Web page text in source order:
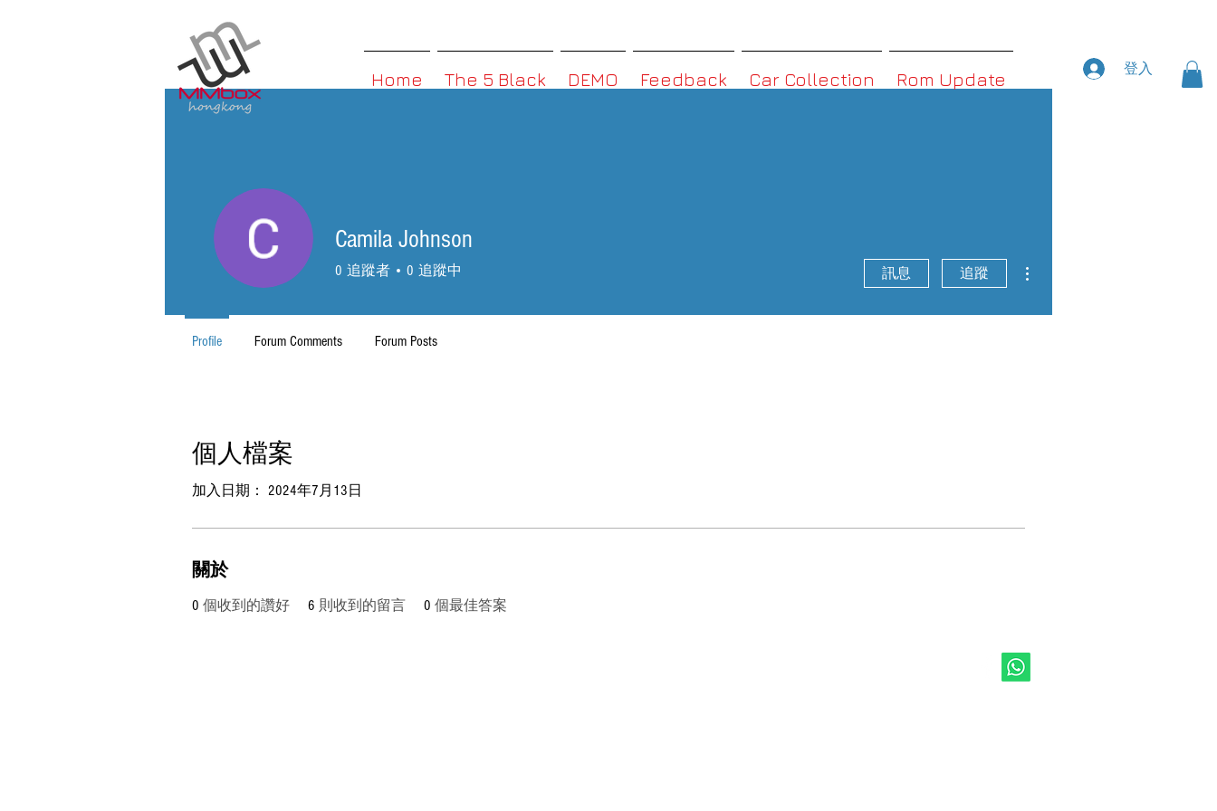
Home The 5 Black DEMO Feedback Car Collection Rom Update 登入
個人檔案
加入日期： 2024年7月13日
關於
0 個收到的讚好 6 則收到的留言 0 個最佳答案
Camila Johnson
0 追蹤者 0 追蹤中 訊息 追蹤
Profile Forum Comments Forum Posts